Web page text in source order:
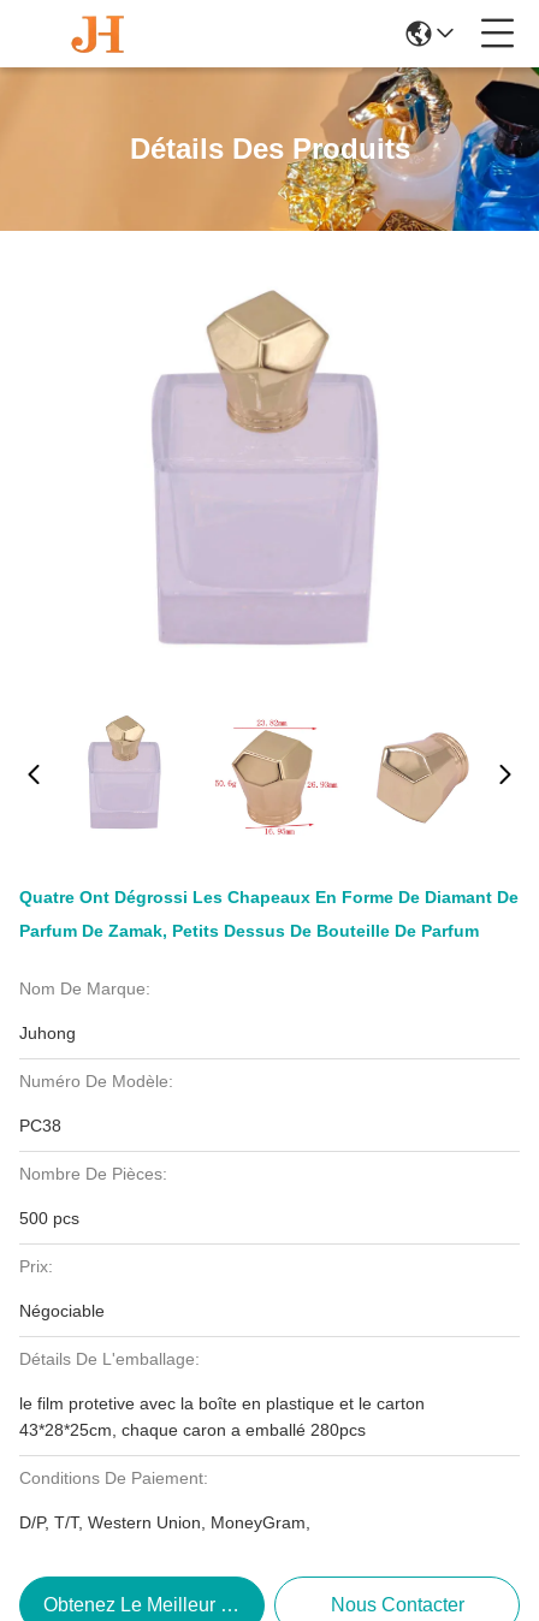
Détails Des Produits
Quatre Ont Dégrossi Les Chapeaux En Forme De Diamant De
Parfum De Zamak, Petits Dessus De Bouteille De Parfum
Nom De Marque:
Juhong
Numéro De Modèle:
PC38
Nombre De Pièces:
500 pcs
Prix:
Négociable
Détails De L'emballage:
le film protetive avec la boîte en plastique et le carton
43*28*25cm, chaque caron a emballé 280pcs
Conditions De Paiement:
D/P, T/T, Western Union, MoneyGram,
Obtenez Le Meilleur Prix Nous Contacter